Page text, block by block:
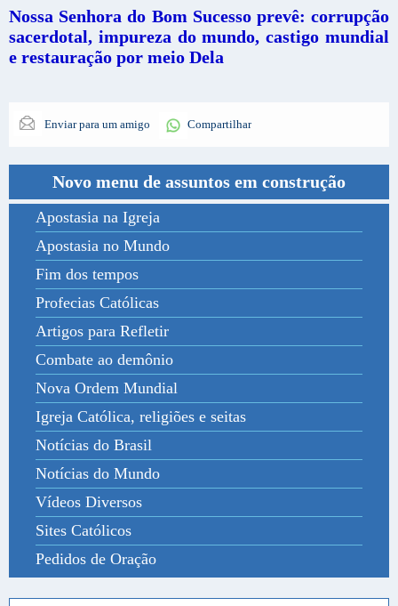
Nossa Senhora do Bom Sucesso prevê: corrupção
sacerdotal, impureza do mundo, castigo mundial
e restauração por meio Dela
Enviar para um amigo Compartilhar
Novo menu de assuntos em construção
Apostasia na Igreja
Apostasia no Mundo
Fim dos tempos
Profecias Católicas
Artigos para Refletir
Combate ao demônio
Nova Ordem Mundial
Igreja Católica, religiões e seitas
Notícias do Brasil
Notícias do Mundo
Vídeos Diversos
Sites Católicos
Pedidos de Oração